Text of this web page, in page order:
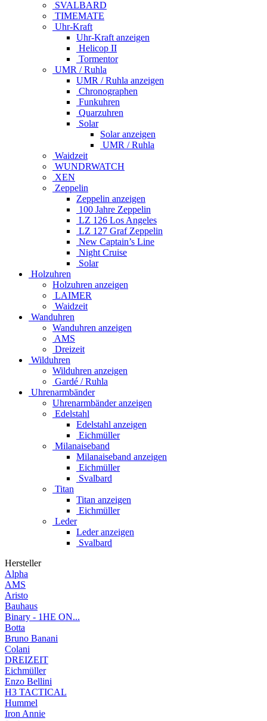
SVALBARD
TIMEMATE
Uhr-Kraft
Uhr-Kraft anzeigen
Helicop II
Tormentor
UMR / Ruhla
UMR / Ruhla anzeigen
Chronographen
Funkuhren
Quarzuhren
Solar
Solar anzeigen
UMR / Ruhla
Waidzeit
WUNDRWATCH
XEN
Zeppelin
Zeppelin anzeigen
100 Jahre Zeppelin
LZ 126 Los Angeles
LZ 127 Graf Zeppelin
New Captain’s Line
Night Cruise
Solar
Holzuhren
Holzuhren anzeigen
LAIMER
Waidzeit
Wanduhren
Wanduhren anzeigen
AMS
Dreizeit
Wilduhren
Wilduhren anzeigen
Gardé / Ruhla
Uhrenarmbänder
Uhrenarmbänder anzeigen
Edelstahl
Edelstahl anzeigen
Eichmüller
Milanaiseband
Milanaiseband anzeigen
Eichmüller
Svalbard
Titan
Titan anzeigen
Eichmüller
Leder
Leder anzeigen
Svalbard
Hersteller
Alpha
AMS
Aristo
Bauhaus
Binary - 1HE ON...
Botta
Bruno Banani
Colani
DREIZEIT
Eichmüller
Enzo Bellini
H3 TACTICAL
Hummel
Iron Annie